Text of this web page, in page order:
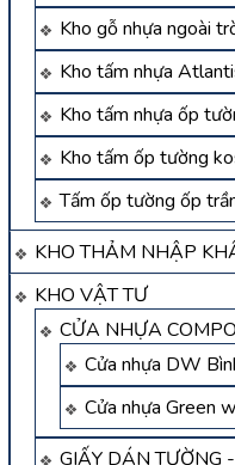
Kho gỗ nhựa ngoài
Kho tấm nhựa
Kho tấm nhựa ốp
Kho tấm ốp tường
Tấm ốp tường ốp
KHO THẢM NHẬP
KHO VẬT TƯ
CỬA NHỰA
Cửa nhựa DW
Cửa nhựa Green
GIẤY DÁN TƯỜNG